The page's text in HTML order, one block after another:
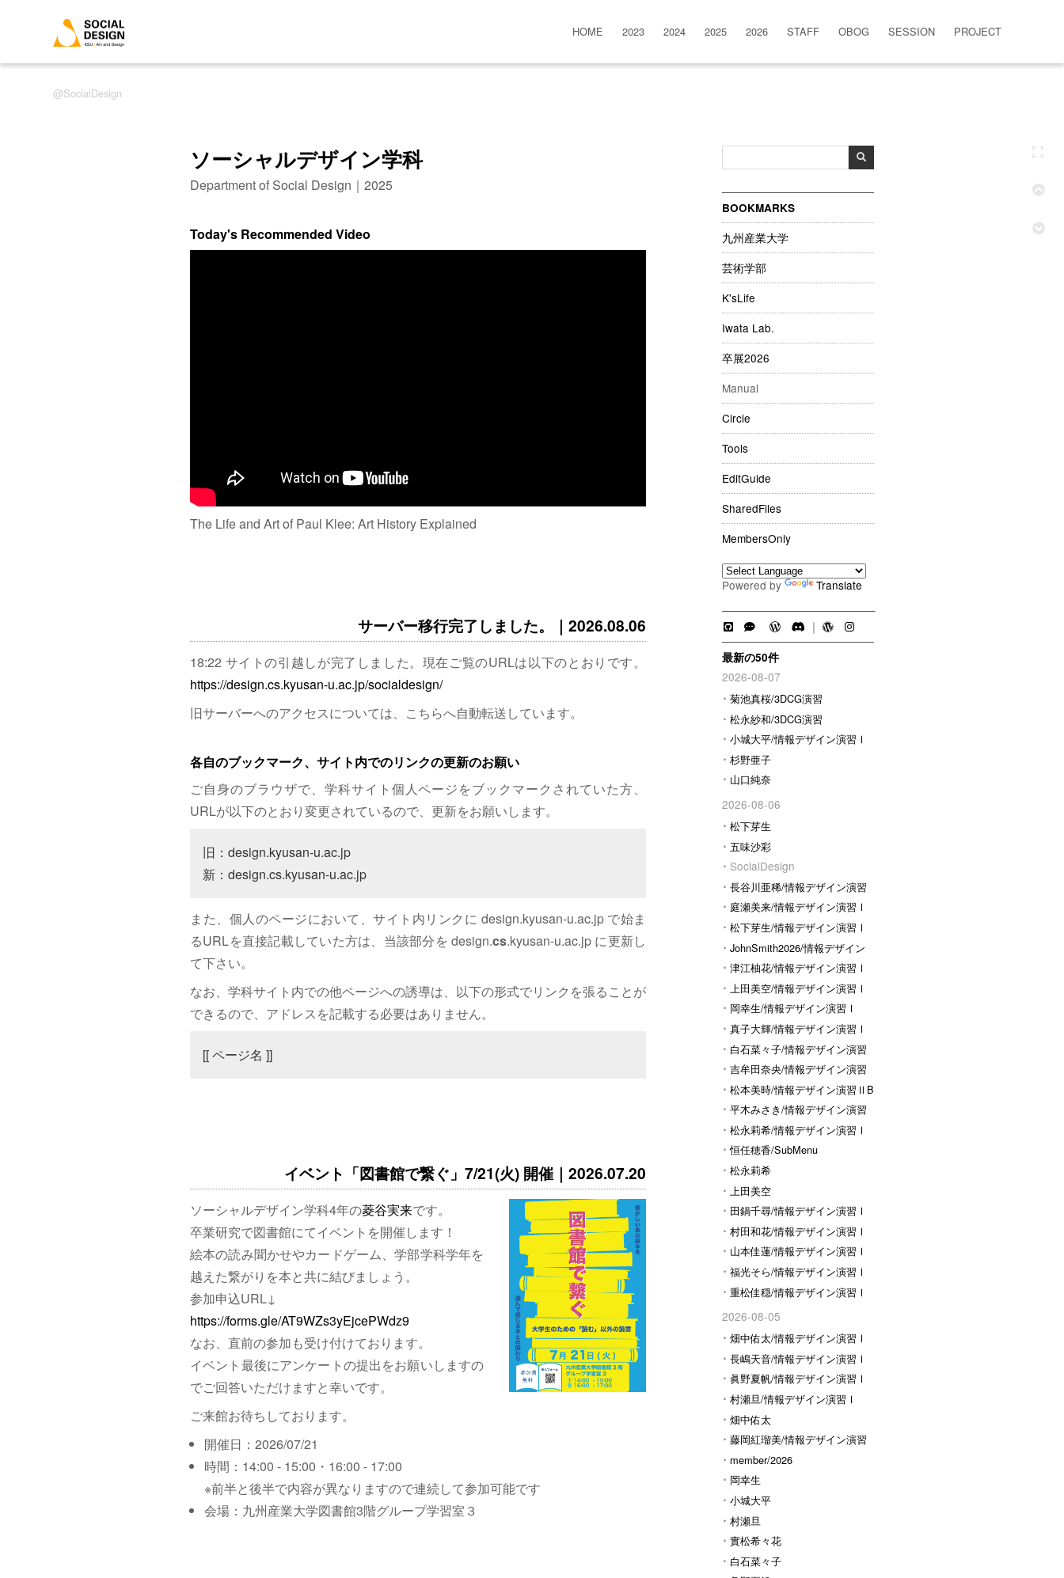
SocialDesign
HOME 2023 2024 2025 2026 STAFF OBOG SESSION PROJECT
BOOKMARKS
九州産業大学
芸術学部
K'sLife
Iwata Lab.
卒展2026
Manual
Circle
Tools
EditGuide
SharedFiles
MembersOnly
Powered by Translate
｜
最新の50件
2026-08-07
菊池真桜/3DCG演習
松永紗和/3DCG演習
小城大平/情報デザイン演習Ⅰ
杉野亜子
山口純奈
2026-08-06
松下芽生
五味沙彩
SocialDesign
長谷川亜稀/情報デザイン演習
Ⅰ 庭瀬美来/情報デザイン演習Ⅰ
松下芽生/情報デザイン演習Ⅰ
JohnSmith2026/情報デザイン
演習I
津江柚花/情報デザイン演習Ⅰ
上田美空/情報デザイン演習Ⅰ
岡幸生/情報デザイン演習Ⅰ
真子大輝/情報デザイン演習Ⅰ
白石菜々子/情報デザイン演習
Ⅰ 吉牟田奈央/情報デザイン演習
Ⅰ 松本美時/情報デザイン演習ⅡB
平木みさき/情報デザイン演習
Ⅰ 松永莉希/情報デザイン演習Ⅰ
恒任穂香/SubMenu
松永莉希
上田美空
田鍋千尋/情報デザイン演習Ⅰ
村田和花/情報デザイン演習Ⅰ
山本佳蓮/情報デザイン演習Ⅰ
福光そら/情報デザイン演習Ⅰ
重松佳穏/情報デザイン演習Ⅰ
2026-08-05
畑中佑太/情報デザイン演習Ⅰ
長嶋天音/情報デザイン演習Ⅰ
眞野夏帆/情報デザイン演習Ⅰ
村瀬旦/情報デザイン演習Ⅰ
畑中佑太
藤岡紅瑠美/情報デザイン演習
Ⅰ member/2026
岡幸生
小城大平
村瀬旦
實松希々花
白石菜々子
ソーシャルデザイン学科
Department of Social Design｜2025
Today's Recommended Video
The Life and Art of Paul Klee: Art History Explained
サーバー移行完了しました。｜2026.08.06
18:22 サイトの引越しが完了しました。現在ご覧のURLは以下のとおりです。
https://design.cs.kyusan-u.ac.jp/socialdesign/
旧サーバーへのアクセスについては、こちらへ自動転送しています。
各自のブックマーク、サイト内でのリンクの更新のお願い
ご自身のブラウザで、学科サイト個人ページをブックマークされていた方、
URLが以下のとおり変更されているので、更新をお願いします。
旧：design.kyusan-u.ac.jp
新：design.cs.kyusan-u.ac.jp
また、個人のページにおいて、サイト内リンクに design.kyusan-u.ac.jp で始ま
るURLを直接記載していた方は、当該部分を design.cs.kyusan-u.ac.jp に更新し
て下さい。
なお、学科サイト内での他ページへの誘導は、以下の形式でリンクを張ることが
できるので、アドレスを記載する必要はありません。
[[ ページ名 ]]
イベント「図書館で繋ぐ」7/21(火) 開催｜2026.07.20
ソーシャルデザイン学科4年の菱谷実来です。
卒業研究で図書館にてイベントを開催します！
絵本の読み聞かせやカードゲーム、学部学科学年を
越えた繋がりを本と共に結びましょう。
参加申込URL↓
https://forms.gle/AT9WZs3yEjcePWdz9
なお、直前の参加も受け付けております。
イベント最後にアンケートの提出をお願いしますの
でご回答いただけますと幸いです。
ご来館お待ちしております。
開催日：2026/07/21
時間：14:00 - 15:00・16:00 - 17:00
※前半と後半で内容が異なりますので連続して参加可能です
会場：九州産業大学図書館3階グループ学習室３